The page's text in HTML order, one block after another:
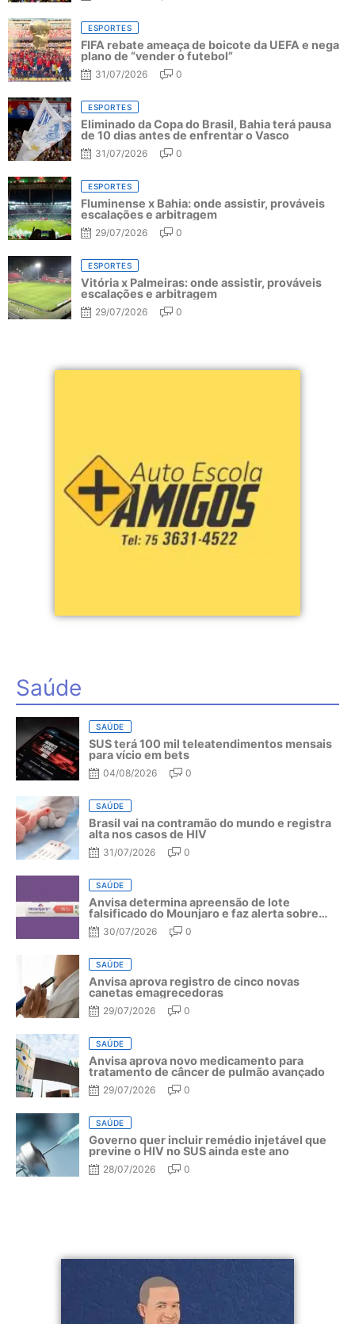
ESPORTES
FIFA rebate ameaça de boicote da UEFA e nega
plano de “vender o futebol”
31/07/2026 0
ESPORTES
Eliminado da Copa do Brasil, Bahia terá pausa
de 10 dias antes de enfrentar o Vasco
31/07/2026 0
ESPORTES
Fluminense x Bahia: onde assistir, prováveis
escalações e arbitragem
29/07/2026 0
ESPORTES
Vitória x Palmeiras: onde assistir, prováveis
escalações e arbitragem
29/07/2026 0
Saúde
SAÚDE
SUS terá 100 mil teleatendimentos mensais
para vício em bets
04/08/2026 0
SAÚDE
Brasil vai na contramão do mundo e registra
alta nos casos de HIV
31/07/2026 0
SAÚDE
Anvisa determina apreensão de lote
falsificado do Mounjaro e faz alerta sobre
riscos do medicamento
30/07/2026 0
SAÚDE
Anvisa aprova registro de cinco novas
canetas emagrecedoras
29/07/2026 0
SAÚDE
Anvisa aprova novo medicamento para
tratamento de câncer de pulmão avançado
29/07/2026 0
SAÚDE
Governo quer incluir remédio injetável que
previne o HIV no SUS ainda este ano
28/07/2026 0